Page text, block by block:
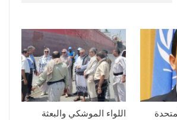
اللواء الموشكي والبعثة